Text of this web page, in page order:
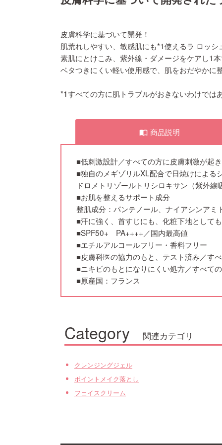
皮膚科学に基づいて開発！
肌荒れしやすい、敏感肌にも*1使えるラ ロッ
素肌にとけこみ、紫外線・ダメージをケアし1
ベタつきにくい軽い使用感で、肌をおだやか
*1すべての方に肌トラブルがおきないわけで
import_contacts 商品説明
■低刺激設計／すべての方に皮膚刺激が起
■独自のメギゾリルXL配合で日焼けによる
ドロメトリゾールトリシロキサン（紫外線
■お肌を整えるサポート成分
整肌成分：パンテノール、ナイアシンア
■汗に強く、首すじにも、化粧下地として
■SPF50+ PA++++／国内最高値
■エチルアルコールフリー・香料フリー
■皮膚科医の協力のもと、テスト済み／す
■ニキビのもとになりにくい処方／すべて
■原産国：フランス
Category 関連カテゴリ
クレンジングジェル
ポイントメイク落とし
フェイスクリーム